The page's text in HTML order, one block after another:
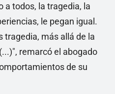
a todos, la tragedia, la
le pegan igual.
tragedia, más allá de la
remarcó el abogado
de su